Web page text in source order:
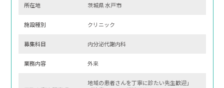
所在地 茨城県 水戸市
施設種別 クリニック
募集科⽬ 内分泌代謝内科
業務内容 外来
地域の患者さんを丁寧に診たい先生歓迎」